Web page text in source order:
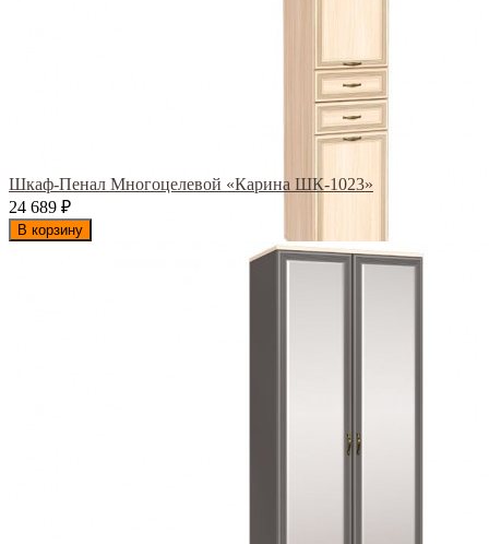
Шкаф-Пенал Многоцелевой «Карина ШК-1023»
24 689 ₽
В корзину